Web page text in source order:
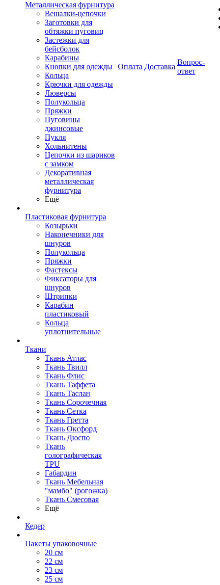
Металлическая фурнитура
Вешалки-цепочки
Заготовки для
обтяжки пуговиц
Застежки для
бейсболок
Карабины
Кнопки для одежды
Кольца
Крючки для одежды
Люверсы
Полукольца
Пряжки
Пуговицы
джинсовые
Пукля
Хольнитены
Цепочки из шариков
с замком
Декоративная
металлическая
фурнитура
Ещё
Пластиковая фурнитура
Козырьки
Наконечники для
шнуров
Полукольца
Пряжки
Фастексы
Фиксаторы для
шнуров
Штрипки
Карабин
пластиковый
Кольца
уплотнительные
Ткани
Ткань Атлас
Ткань Твилл
Ткань Флис
Ткань Таффета
Ткань Таслан
Ткань Сорочечная
Ткань Сетка
Ткань Гретта
Ткань Оксфорд
Ткань Дюспо
Ткань
голографическая
TPU
Габардин
Ткань Мебельная
"мамбо" (рогожка)
Ткань Смесовая
Ещё
Кедер
Пакеты упаковочные
20 см
22 см
23 см
25 см
Оплата Доставка
Вопрос-
ответ